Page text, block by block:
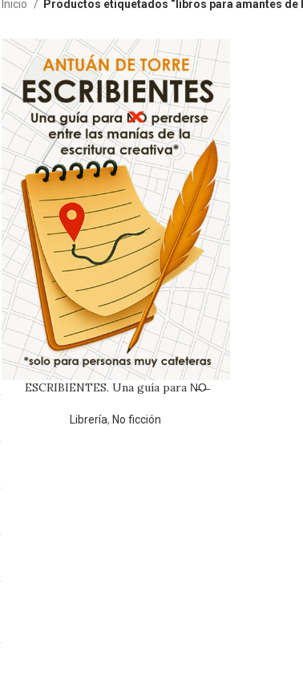
Inicio Productos etiquetados “libros para amantes de
ESCRIBIENTES. Una guía para N̶O̶
creativa*
Librería, No ficción